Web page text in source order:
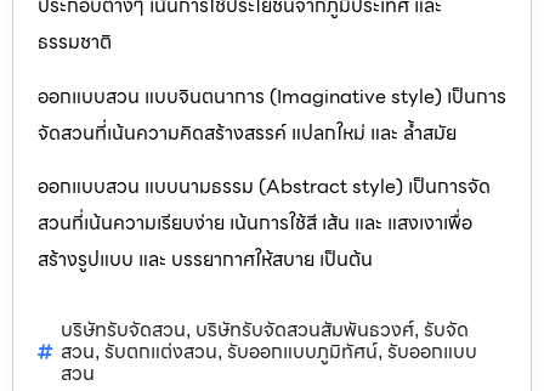
ธรรมชาติ
ออกแบบสวน แบบจินตนาการ (Imaginative style) เป็นการ
จัดสวนที่เน้นความคิดสร้างสรรค์ แปลกใหม่ และ ล้ำสมัย
ออกแบบสวน แบบนามธรรม (Abstract style) เป็นการจัด
สวนที่เน้นความเรียบง่าย เน้นการใช้สี เส้น และ แสงเงาเพื่อ
สร้างรูปแบบ และ บรรยากาศให้สบาย เป็นต้น
บริษัทรับจัดสวน, บริษัทรับจัดสวนสัมพันธวงศ์, รับจัด
สวน, รับตกแต่งสวน, รับออกแบบภูมิทัศน์, รับออกแบบ
สวน